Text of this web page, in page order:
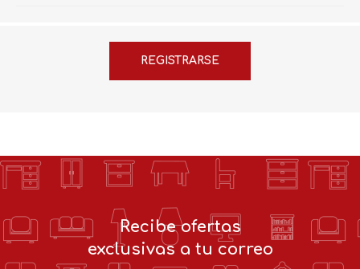
Recibe ofertas
exclusivas a tu correo